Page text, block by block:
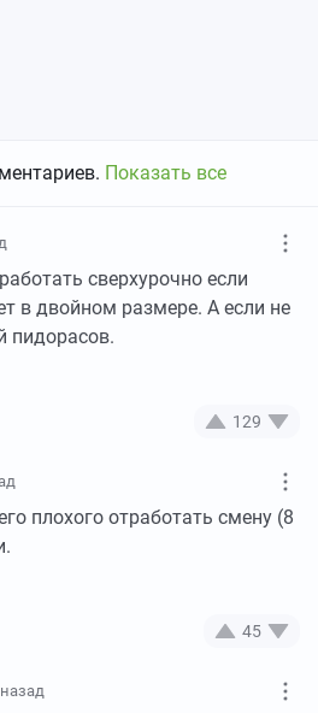
Показать все
сверхурочно если
в двойном размере. А если не
пидорасов.
129
плохого отработать смену (8
45